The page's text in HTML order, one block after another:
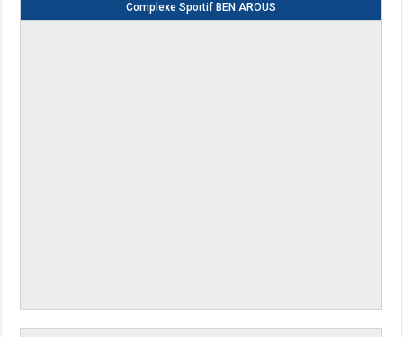
Complexe Sportif BEN AROUS